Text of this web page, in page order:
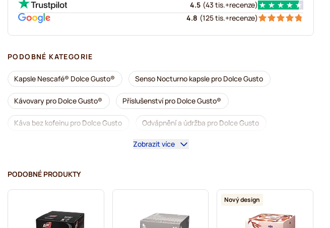
4.5 (43 tis.+recenze)
4.8 (125 tis.+recenze)
PODOBNÉ KATEGORIE
Kapsle Nescafé® Dolce Gusto® Senso Nocturno kapsle pro Dolce Gusto
Kávovary pro Dolce Gusto® Příslušenství pro Dolce Gusto®
Káva bez kofeinu pro Dolce Gusto Odvápnění a údržba pro Dolce Gusto
Segafredo kávové kapsle pro Dolce Gusto
Dolce Vita kapsle pro Dolce Gusto Kapsle pro Dolce Gusto®
Gimoka kapsle pro Dolce Gusto Pro Dolce Gusto®
Zobrazit více
PODOBNÉ PRODUKTY
Nový design